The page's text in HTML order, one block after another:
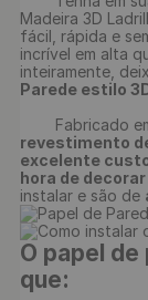
Madeira 3D
fácil, rápida e
incrível em alta
inteiramente,
Parede estilo
Fabricado
revestimento
excelente
hora de
instalar e são de
O papel
que: